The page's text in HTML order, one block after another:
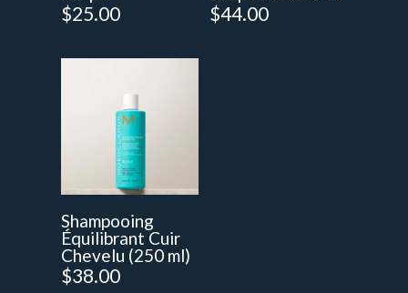
$25.00 $44.00
Shampooing
Équilibrant Cuir
Chevelu (250 ml)
$38.00